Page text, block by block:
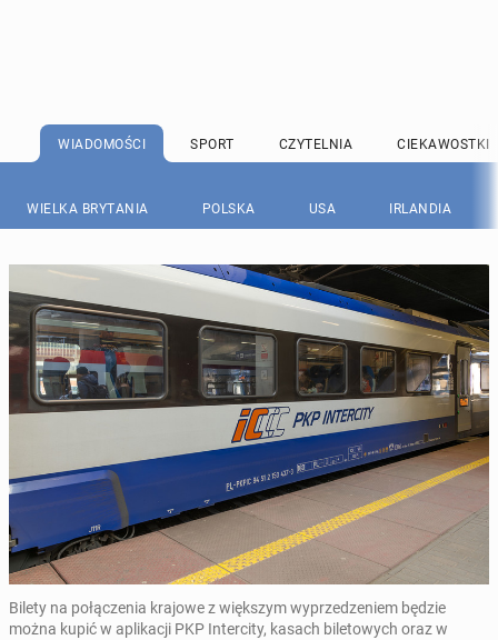
WIADOMOŚCI SPORT CZYTELNIA CIEKAWOSTKI
WIELKA BRYTANIA POLSKA USA IRLANDIA
Bilety na połączenia krajowe z większym wyprzedzeniem będzie
można kupić w aplikacji PKP Intercity, kasach biletowych oraz w